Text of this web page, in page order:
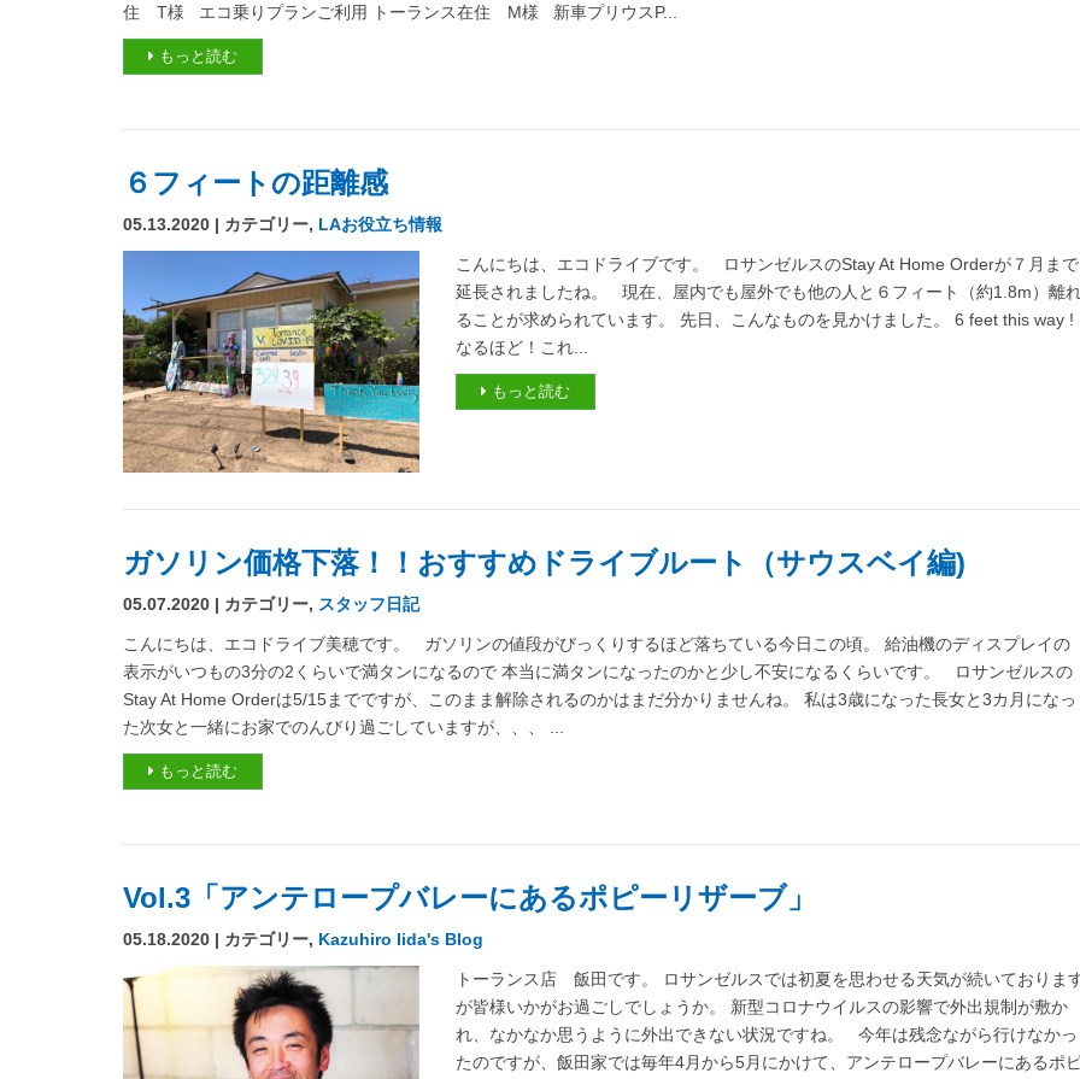
住 T様 エコ乗りプランご利用 トーランス在住 M様 新車プリウスP...
もっと読む
６フィートの距離感
05.13.2020 | カテゴリー, LAお役立ち情報
こんにちは、エコドライブです。 ロサンゼルスのStay At Home Orderが７月まで
延長されましたね。 現在、屋内でも屋外でも他の人と６フィート（約1.8m）離
ることが求められています。 先日、こんなものを見かけました。 6 feet this way !
なるほど！これ...
もっと読む
ガソリン価格下落！！おすすめドライブルート（サウスベイ編)
05.07.2020 | カテゴリー, スタッフ日記
こんにちは、エコドライブ美穂です。 ガソリンの値段がびっくりするほど落ちている今日この頃。 給油機のディスプレイの
表示がいつもの3分の2くらいで満タンになるので 本当に満タンになったのかと少し不安になるくらいです。 ロサンゼルスの
Stay At Home Orderは5/15までですが、このまま解除されるのかはまだ分かりませんね。 私は3歳になった長女と3カ月になっ
た次女と一緒にお家でのんびり過ごしていますが、、、 ...
もっと読む
Vol.3「アンテロープバレーにあるポピーリザーブ」
05.18.2020 | カテゴリー, Kazuhiro Iida's Blog
トーランス店 飯田です。 ロサンゼルスでは初夏を思わせる天気が続いておりま
が皆様いかがお過ごしでしょうか。 新型コロナウイルスの影響で外出規制が敷か
れ、なかなか思うように外出できない状況ですね。 今年は残念ながら行けなかっ
たのですが、飯田家では毎年4月から5月にかけて、アンテロープバレーにあるポ